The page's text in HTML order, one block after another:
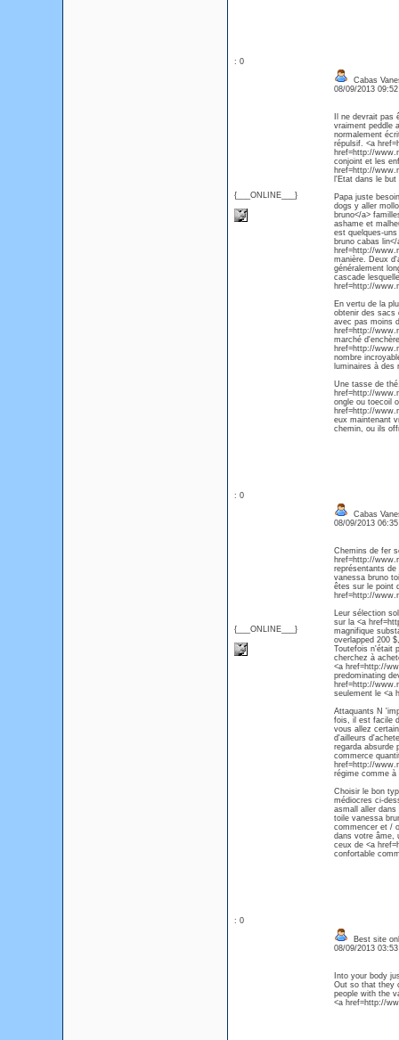
: 0
{___ONLINE___}
Cabas
08/09/2013
Il ne devrait pas
vraiment peddle
normalement
répulsif. <a
href=http://
conjoint et les
href=http://
l'Etat dans le
Papa juste
dogs y aller
bruno</a>
ashame et
est quelques-
bruno cabas
href=http://
manière. Deux
généralement
cascade
href=http://
En vertu de la
obtenir des sacs
avec pas moins
href=http://
marché
href=http://
nombre
luminaires à des
Une tasse de
href=http://
ongle ou toecoil
href=http://
eux maintenant
chemin, ou ils
: 0
{___ONLINE___}
Cabas
08/09/2013
Chemins de fer
href=http://
représentants
vanessa bruno
êtes sur le point
href=http://
Leur sélection
sur la <a
magnifique
overlapped 200
Toutefois n'était
cherchez à
<a href=http://
predominating
href=http://
seulement le <a
Attaquants N
fois, il est facile
vous allez
d'ailleurs
regarda absurde
commerce
href=http://
régime comme à
Choisir le bon
médiocres ci-
asmall aller dans
toile vanessa
commencer et /
dans votre âme,
ceux de <a
confortable
: 0
Best site
08/09/2013
Into your body
Out so that they
people with the
<a href=http://